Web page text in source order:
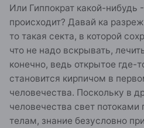
Или Гиппократ какой-нибудь
происходит? Давай ка
то такая секта, в которой
что не надо вскрывать,
конечно, ведь открытое где-
становится кирпичом в
человечества. Поскольку в
человечества свет
телам, знание безусловно